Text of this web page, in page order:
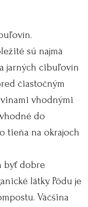
sú najmä
jarných cibuľovín
čiastočným
vhodnými
do
tieňa na okrajoch
byť dobre
látky. Pôdu je
Väčšina